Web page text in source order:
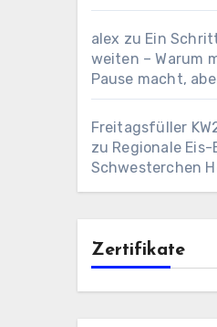
alex zu Ein
weiten – Warum
Pause macht,
Freitagsfüller
zu Regionale
Schwesterchen
Zertifikate